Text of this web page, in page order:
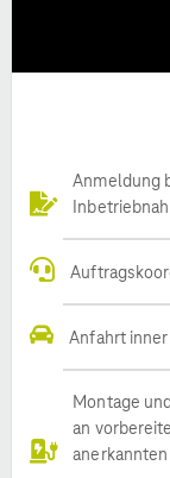
Anmeldung
Anfahrt
Montage
an